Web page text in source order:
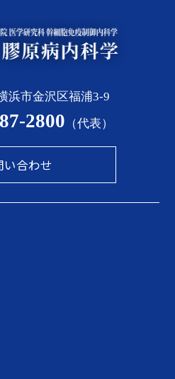
浜市金沢区福浦3-9
2800 （代表）
い合わせ